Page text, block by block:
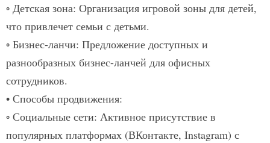
◦ Детская зона: Организация игровой зоны для детей,
что привлечет семьи с детьми.​
◦ Бизнес-ланчи: Предложение доступных и
разнообразных бизнес-ланчей для офисных
сотрудников.​
• Способы продвижения:
◦ Социальные сети: Активное присутствие в
популярных платформах (ВКонтакте, Instagram) с